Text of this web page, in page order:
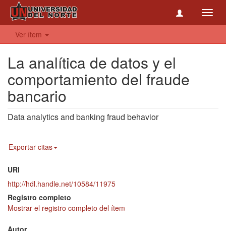
Ver ítem
La analítica de datos y el
comportamiento del fraude
bancario
Data analytics and banking fraud behavior
Exportar citas
URI
http://hdl.handle.net/10584/11975
Registro completo
Mostrar el registro completo del ítem
Autor